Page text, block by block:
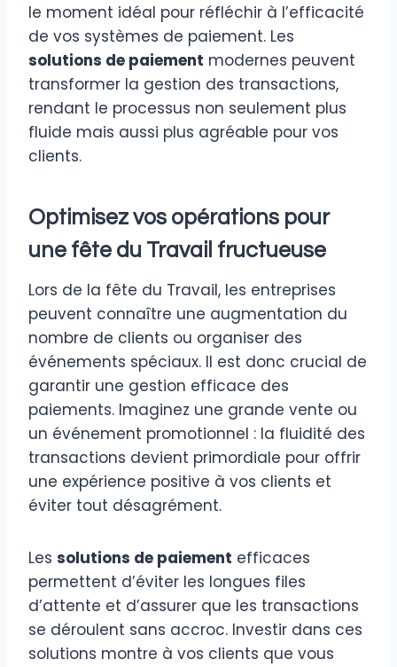
le moment idéal pour réfléchir à l’efficacité
de vos systèmes de paiement. Les
solutions de paiement modernes peuvent
transformer la gestion des transactions,
rendant le processus non seulement plus
fluide mais aussi plus agréable pour vos
clients.
Optimisez vos opérations pour
une fête du Travail fructueuse
Lors de la fête du Travail, les entreprises
peuvent connaître une augmentation du
nombre de clients ou organiser des
événements spéciaux. Il est donc crucial de
garantir une gestion efficace des
paiements. Imaginez une grande vente ou
un événement promotionnel : la fluidité des
transactions devient primordiale pour offrir
une expérience positive à vos clients et
éviter tout désagrément.
Les solutions de paiement efficaces
permettent d’éviter les longues files
d’attente et d’assurer que les transactions
se déroulent sans accroc. Investir dans ces
solutions montre à vos clients que vous